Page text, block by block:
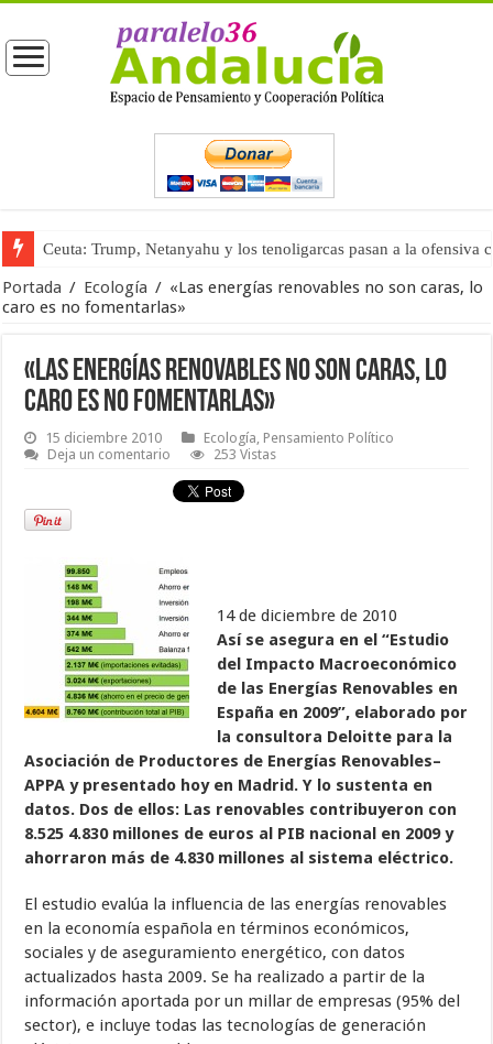
Ceuta: Trump, Netanyahu y los tenoligarcas pasan a la ofensiva
La masificación turística (tercera parte)
Portada / Ecología / «Las energías renovables no son caras, lo
caro es no fomentarlas»
«Las energías renovables no son caras, lo
caro es no fomentarlas»
15 diciembre 2010 Ecología, Pensamiento Político
Deja un comentario
253 Vistas
14 de diciembre de 2010
Así se asegura en el “Estudio
del Impacto Macroeconómico
de las Energías Renovables en
España en 2009”, elaborado por
la consultora Deloitte para la
Asociación de Productores de Energías Renovables–
APPA y presentado hoy en Madrid. Y lo sustenta en
datos. Dos de ellos: Las renovables contribuyeron con
8.525 4.830 millones de euros al PIB nacional en 2009 y
ahorraron más de 4.830 millones al sistema eléctrico.
El estudio evalúa la influencia de las energías renovables
en la economía española en términos económicos,
sociales y de aseguramiento energético, con datos
actualizados hasta 2009. Se ha realizado a partir de la
información aportada por un millar de empresas (95% del
sector), e incluye todas las tecnologías de generación